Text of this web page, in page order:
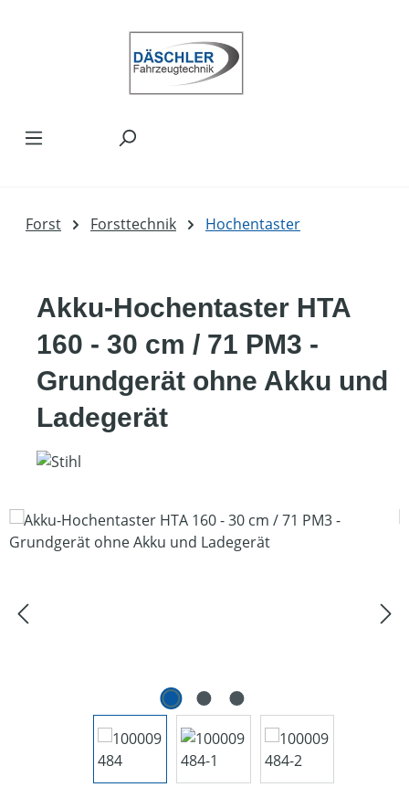
Forst Forsttechnik Hochentaster
Akku-Hochentaster HTA
160 - 30 cm / 71 PM3 -
Grundgerät ohne Akku und
Ladegerät
Bildergalerie überspringen